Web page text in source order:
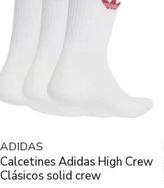
ADIDAS
Calcetines Adidas High Crew
Clásicos solid crew